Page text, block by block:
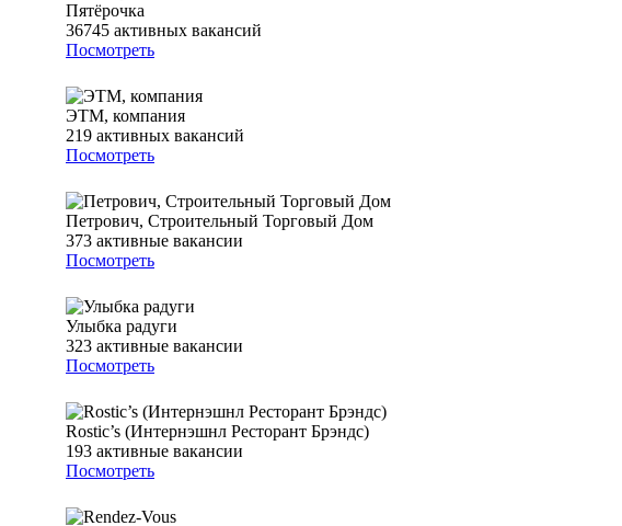
Пятёрочка
36745 активных вакансий
Посмотреть
ЭТМ, компания
219 активных вакансий
Посмотреть
Петрович, Строительный Торговый Дом
373 активные вакансии
Посмотреть
Улыбка радуги
323 активные вакансии
Посмотреть
Rostic’s (Интернэшнл Ресторант Брэндс)
193 активные вакансии
Посмотреть